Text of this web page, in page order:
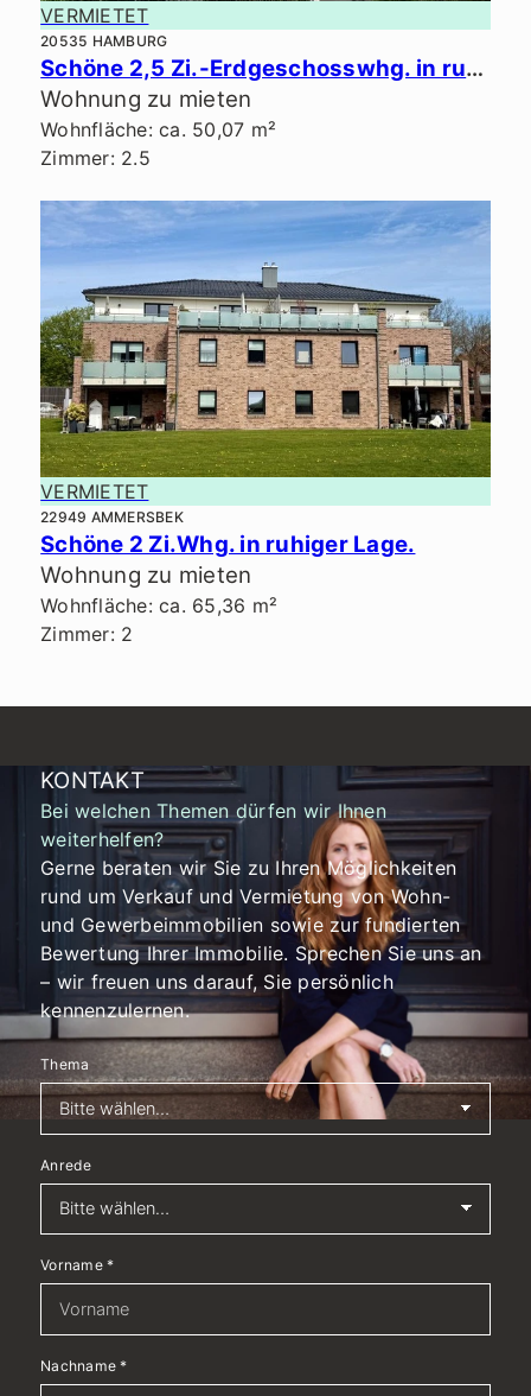
VERMIETET
20535 HAMBURG
Schöne 2,5 Zi.-Erdgeschosswhg. in ruhiger Lage.
Wohnung zu mieten
Wohnfläche: ca. 50,07 m²
Zimmer: 2.5
VERMIETET
22949 AMMERSBEK
Schöne 2 Zi.Whg. in ruhiger Lage.
Wohnung zu mieten
Wohnfläche: ca. 65,36 m²
Zimmer: 2
KONTAKT
Bei welchen Themen dürfen wir Ihnen
weiterhelfen?
Gerne beraten wir Sie zu Ihren Möglichkeiten
rund um Verkauf und Vermietung von Wohn-
und Gewerbeimmobilien sowie zur fundierten
Bewertung Ihrer Immobilie. Sprechen Sie uns an
– wir freuen uns darauf, Sie persönlich
kennenzulernen.
Thema
Anrede
Vorname*
Nachname*